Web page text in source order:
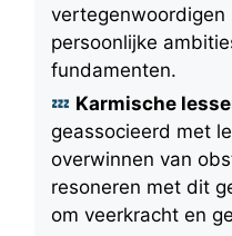
vertegenwoordigen
persoonlijke
fundamenten.
Karmische
geassocieerd met
overwinnen van
resoneren met dit
om veerkracht en